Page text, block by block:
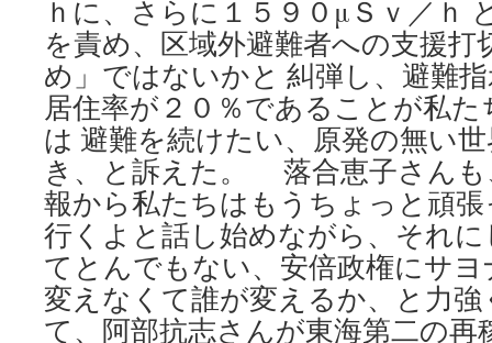
ｈに、さらに１５９０μＳｖ／ｈ
を責め、区域外避難者への支援打
め」ではないかと 糾弾し、避難
居住率が２０％であることが私
は 避難を続けたい、原発の無い
き、と訴えた。 落合恵子さんも
報から私たちはもうちょっと頑
行くよと話し始めながら、それ
てとんでもない、安倍政権にサ
変えなくて誰が変えるか、と力
て、阿部抗志さんが東海第二の再